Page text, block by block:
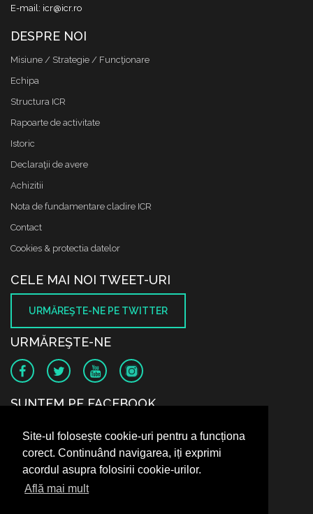
Site-ul folosește cookie-uri pentru a funcționa
corect. Continuând navigarea, iți exprimi
acordul asupra folosirii cookie-urilor.
Află mai mult
E-mail: icr@icr.ro
DESPRE NOI
Misiune / Strategie / Funcţionare
Echipa
Structura ICR
Rapoarte de activitate
Istoric
Declaraţii de avere
Achizitii
Nota de fundamentare cladire ICR
Contact
Cookies & protectia datelor
CELE MAI NOI TWEET-URI
URMĂREŞTE-NE PE TWITTER
URMĂREŞTE-NE
SUNTEM PE FACEBOOK